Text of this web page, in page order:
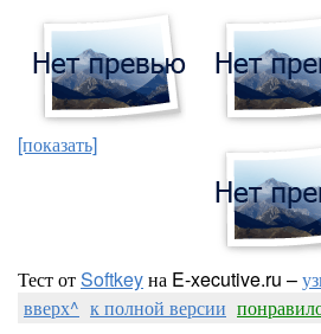
[показать]
Тест отSoftkeyна E-xecutive.ru –
вверх^ к полной версии